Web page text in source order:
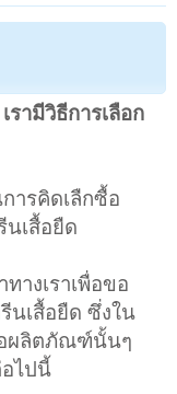
รามีวิธีการเลือก
ารคิดเลืกซื้อ
เสื้อยืด
างเราเพื่อขอ
นเสื้อยืด ซึ่งใน
อผลิตภัณฑ์นั้นๆ
อไปนี้